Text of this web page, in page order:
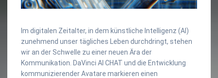
Im digitalen Zeitalter, in dem künstliche Intelligenz (AI)
zunehmend unser tägliches Leben durchdringt, stehen
wir an der Schwelle zu einer neuen Ära der
Kommunikation. DaVinci AI CHAT und die Entwicklung
kommunizierender Avatare markieren einen